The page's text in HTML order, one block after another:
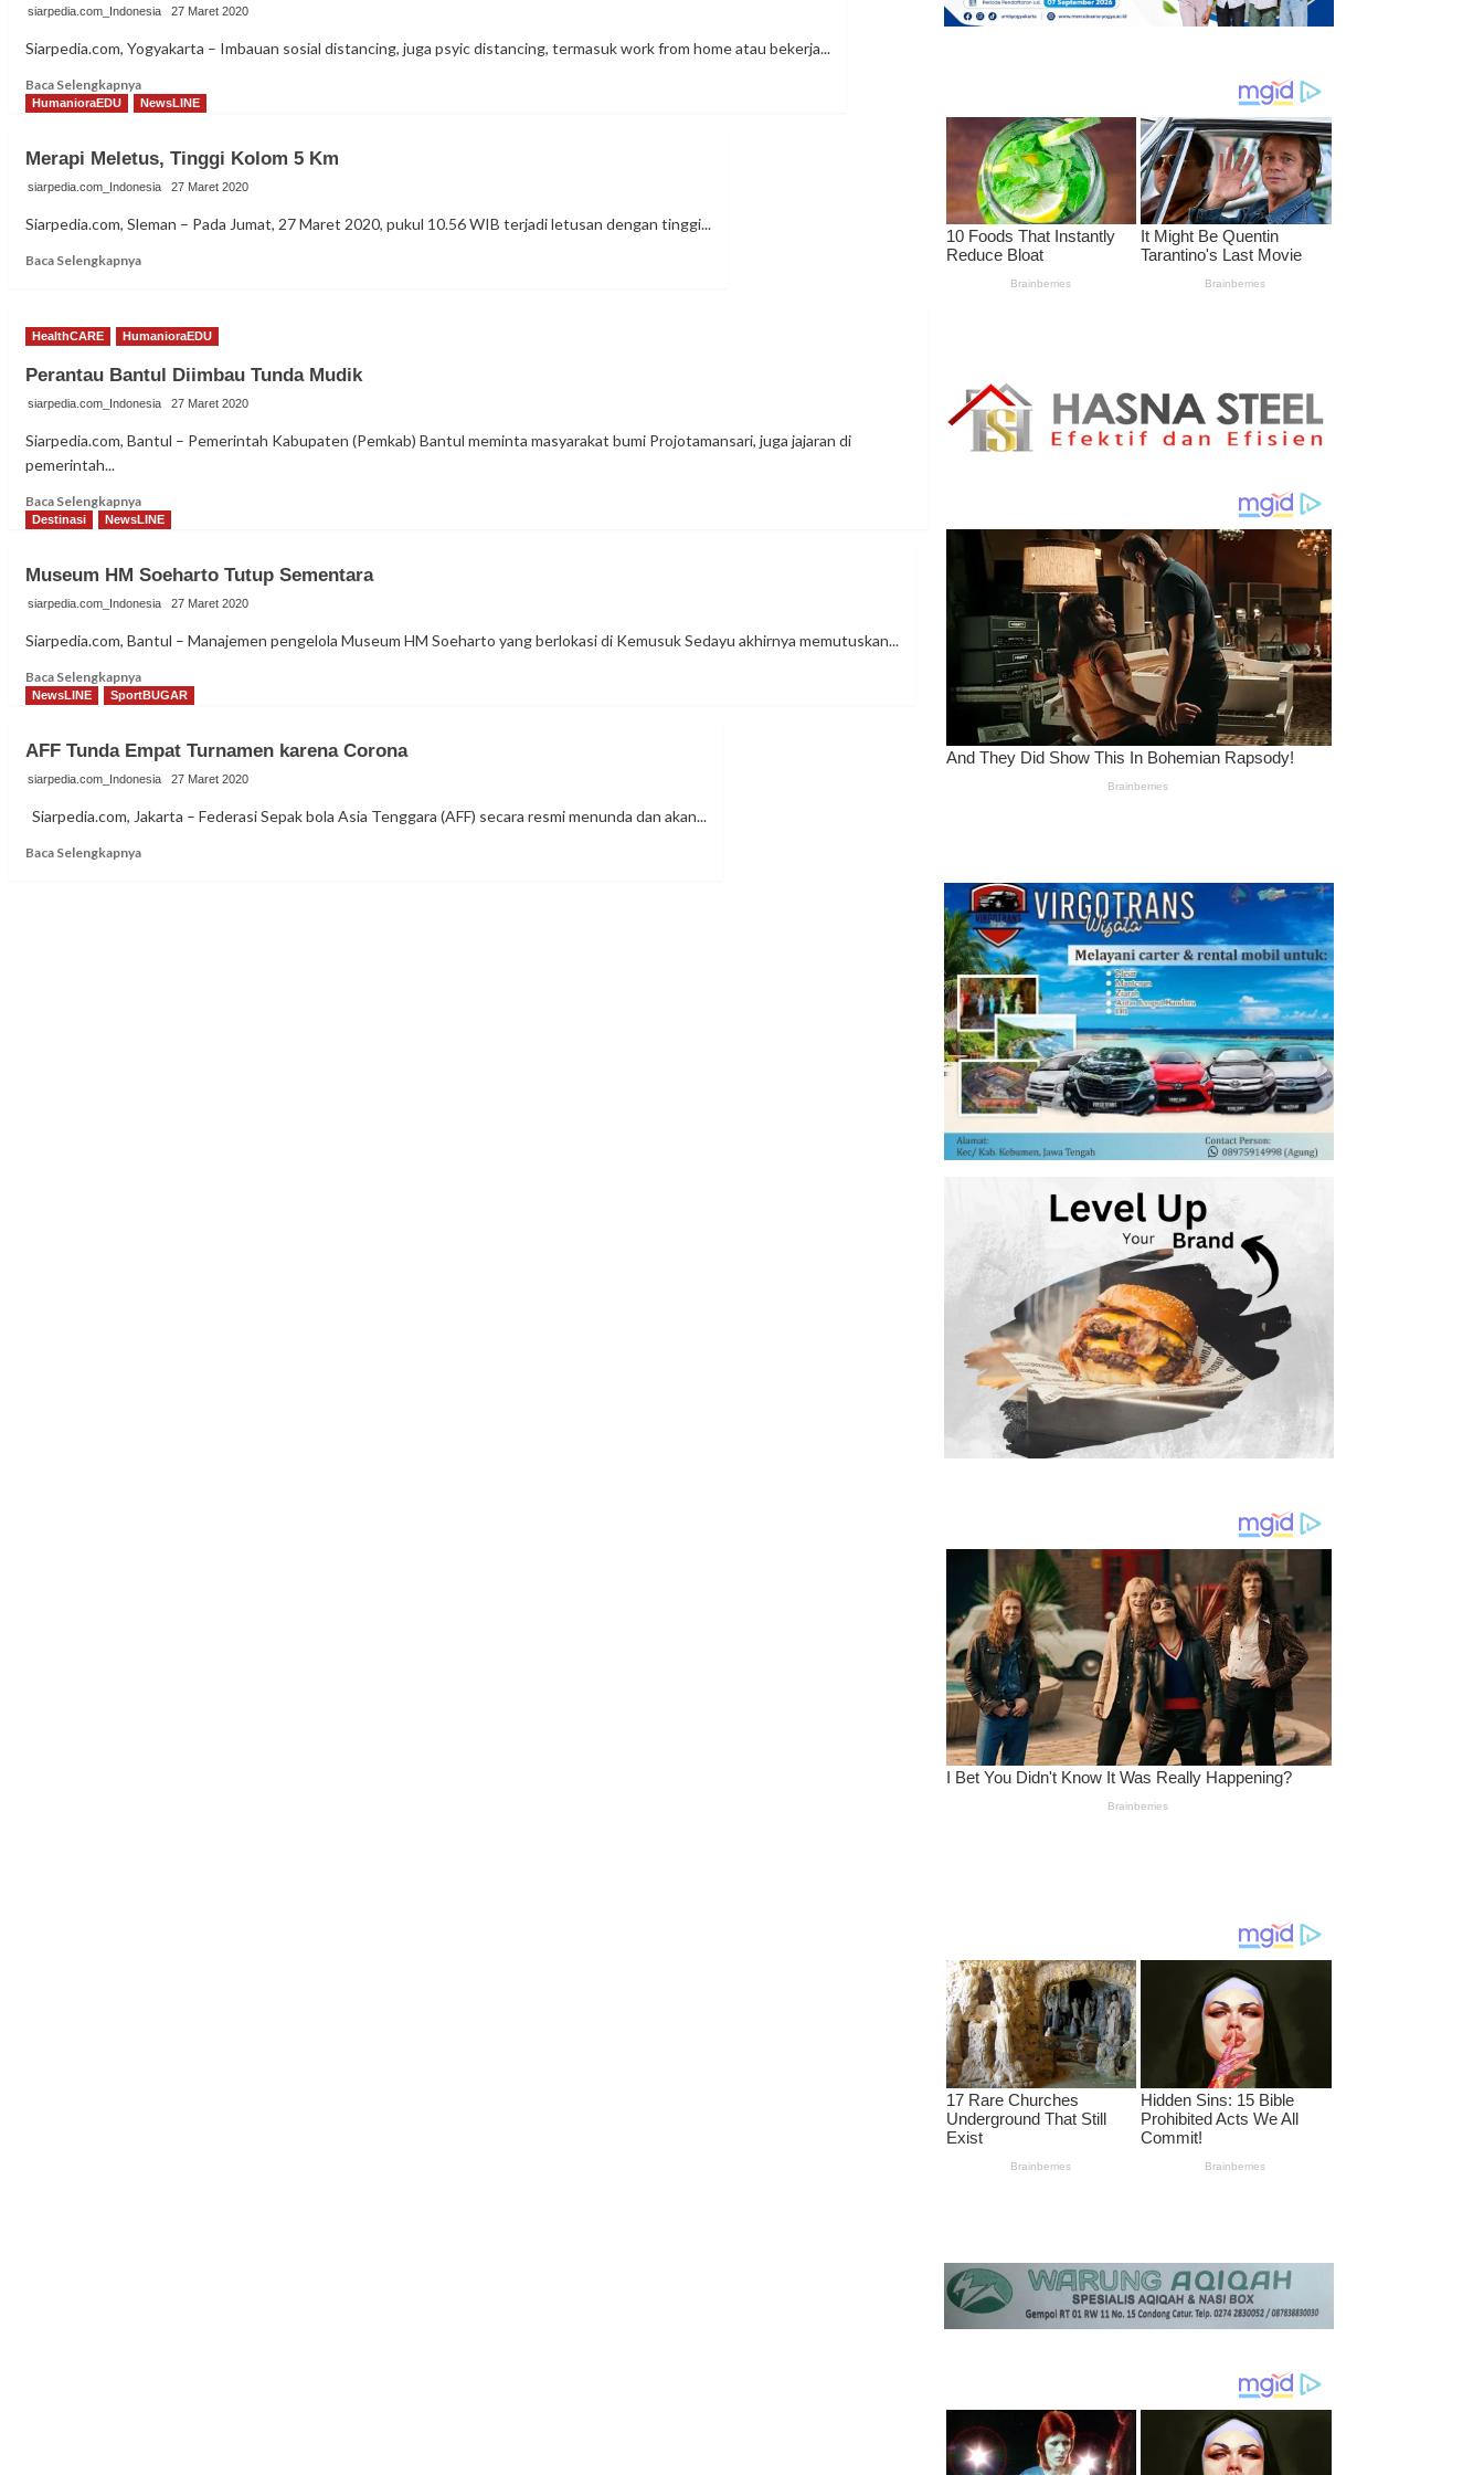
siarpedia.com_Indonesia 27 Maret 2020
Siarpedia.com, Yogyakarta – Imbauan sosial distancing, juga psyic distancing, termasuk work from home atau bekerja...
Baca SelengkapnyaRead
more
Tetap
Berjibaku
Tengah
Corona
HumanioraEDU NewsLINE
Merapi Meletus, Tinggi Kolom 5 Km
siarpedia.com_Indonesia 27 Maret 2020
Siarpedia.com, Sleman – Pada Jumat, 27 Maret 2020, pukul 10.56 WIB terjadi letusan dengan tinggi...
Baca SelengkapnyaRead
Meletus,
Kolom
5
HealthCARE HumanioraEDU
Perantau Bantul Diimbau Tunda Mudik
siarpedia.com_Indonesia 27 Maret 2020
Siarpedia.com, Bantul – Pemerintah Kabupaten (Pemkab) Bantul meminta masyarakat bumi Projotamansari, juga jajaran di
pemerintah...
Baca SelengkapnyaRead
more
Bantul
Diimbau
Mudik
Destinasi NewsLINE
Museum HM Soeharto Tutup Sementara
siarpedia.com_Indonesia 27 Maret 2020
Siarpedia.com, Bantul – Manajemen pengelola Museum HM Soeharto yang berlokasi di Kemusuk Sedayu akhirnya memutuskan...
Baca SelengkapnyaRead
more
HM
Soeharto
Sementara
NewsLINE SportBUGAR
AFF Tunda Empat Turnamen karena Corona
siarpedia.com_Indonesia 27 Maret 2020
Siarpedia.com, Jakarta – Federasi Sepak bola Asia Tenggara (AFF) secara resmi menunda dan akan...
Baca SelengkapnyaRead